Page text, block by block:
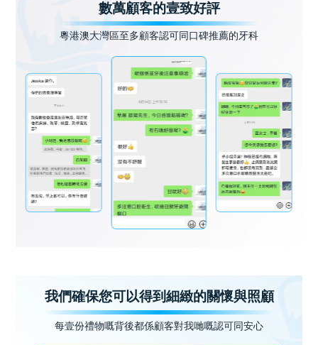
數萬顧客的壹致好評
粵港澳大灣區至多顧客認可同口碑推薦的牙科
我們確保您可以得到細緻的關懷與照顧
每壹份禮物嘅背後都係顧客對我哋嘅認可同安心